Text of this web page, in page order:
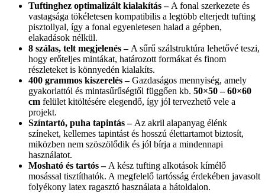
Tuftinghez optimalizált kialakítás – A fonal szerkezete és
vastagsága tökéletesen kompatibilis a legtöbb elterjedt tufting
pisztollyal, így a fonal egyenletesen halad a gépben,
elakadások nélkül.
8 szálas, telt megjelenés – A sűrű szálstruktúra lehetővé teszi,
hogy erőteljes mintákat, határozott formákat és finom
részleteket is könnyedén kialakíts.
400 grammos kiszerelés –Gazdaságos mennyiség, amely
gyakorlattól és mintasűrűségtől függően kb. 50×50 – 60×60
cm felület kitöltésére elegendő, így jól tervezhető vele a
projekt.
Színtartó, puha tapintás – Az akril alapanyag élénk
színeket, kellemes tapintást és hosszú élettartamot biztosít,
miközben nem szöszölődik és jól bírja a mindennapi
használatot.
Mosható és tartós – A kész tufting alkotások kímélő
mosással tisztíthatók. A megfelelő tartósság érdekében javasolt
folyékony latex ragasztó használata a hátoldalon.